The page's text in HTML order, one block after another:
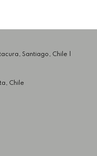
Santiago, Chile |
Chile